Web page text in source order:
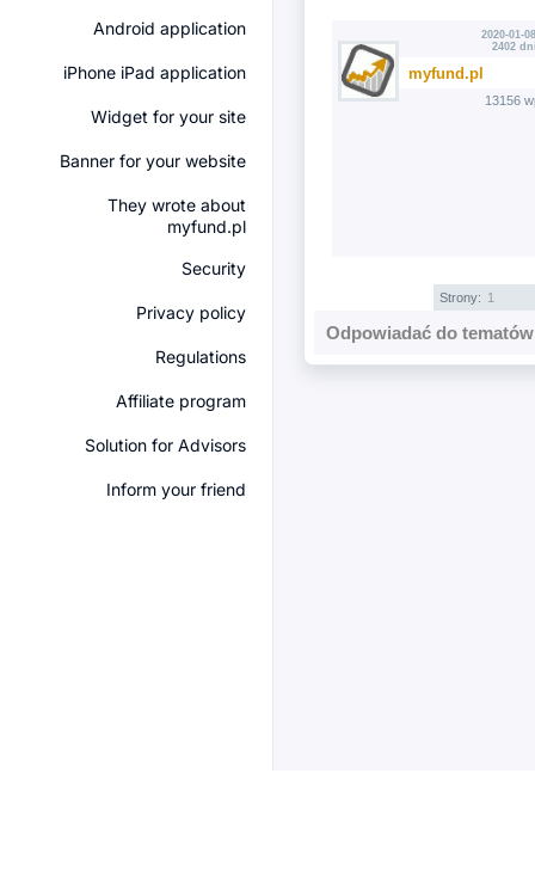
Android application
iPhone iPad application
Widget for your site
Banner for your website
They wrote about
myfund.pl
Security
Privacy policy
Regulations
Affiliate program
Solution for Advisors
Inform your friend
2020-01-
2402
myfund.pl
13156
Strony: 1
Odpowiadać do